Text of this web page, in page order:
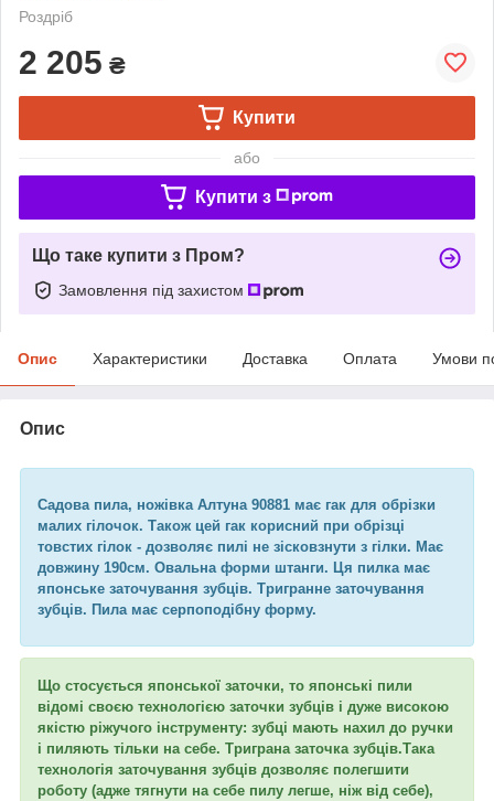
Роздріб
2 205 ₴
Купити
або
Купити з
Що таке купити з Пром?
Замовлення під захистом
Опис Характеристики Доставка Оплата Умови
Опис
Садова пила, ножівка Алтуна 90881 має гак для обрізки
малих гілочок. Також цей гак корисний при обрізці
товстих гілок - дозволяє пилі не зісковзнути з гілки. Має
довжину 190см. Овальна форми штанги. Ця пилка має
японське заточування зубців. Тригранне заточування
зубців. Пила має серпоподібну форму.
Що стосується японської заточки, то японські пили
відомі своєю технологією заточки зубців і дуже високою
якістю ріжучого інструменту: зубці мають нахил до ручки
і пиляють тільки на себе. Триграна заточка зубців.Така
технологія заточування зубців дозволяє полегшити
роботу (адже тягнути на себе пилу легше, ніж від себе),